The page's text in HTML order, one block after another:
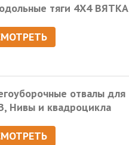
тяги 4Х4 ВЯТКА
отвалы для
Нивы и квадроцикла